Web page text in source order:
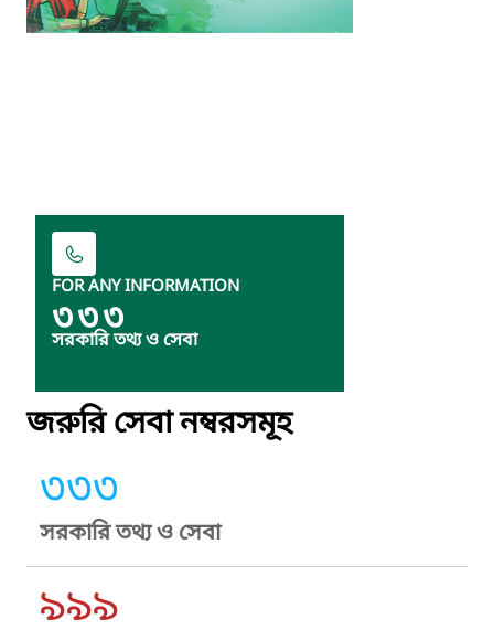
FOR ANY INFORMATION
৩৩৩
সরকারি তথ্য ও সেবা
জরুরি সেবা নম্বরসমূহ
৩৩৩
সরকারি তথ্য ও সেবা
৯৯৯